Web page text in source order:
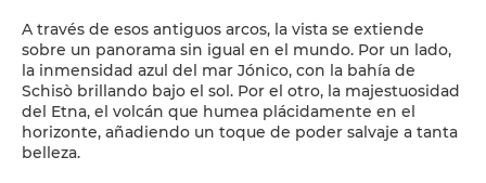
A través de esos antiguos arcos, la vista se extiende
sobre un panorama sin igual en el mundo. Por un lado,
la inmensidad azul del mar Jónico, con la bahía de
Schisò brillando bajo el sol. Por el otro, la majestuosidad
del Etna, el volcán que humea plácidamente en el
horizonte, añadiendo un toque de poder salvaje a tanta
belleza.